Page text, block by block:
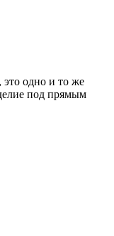
одно и то же
под прямым